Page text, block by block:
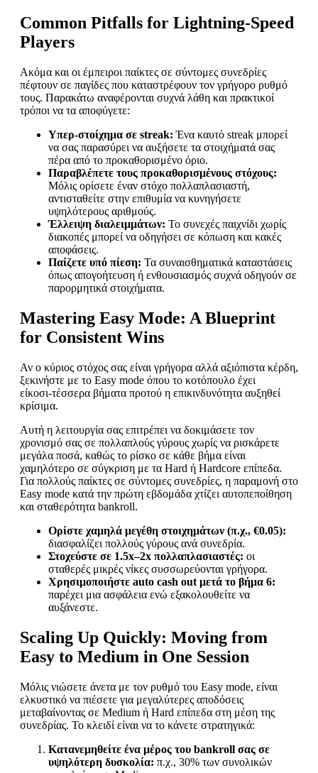
Common Pitfalls for Lightning‑Speed
Players
Ακόμα και οι έμπειροι παίκτες σε σύντομες συνεδρίες
πέφτουν σε παγίδες που καταστρέφουν τον γρήγορο ρυθμό
τους. Παρακάτω αναφέρονται συχνά λάθη και πρακτικοί
τρόποι να τα αποφύγετε:
Υπερ‑στοίχημα σε streak: Ένα καυτό streak μπορεί
να σας παρασύρει να αυξήσετε τα στοιχήματά σας
πέρα από το προκαθορισμένο όριο.
Παραβλέπετε τους προκαθορισμένους στόχους:
Μόλις ορίσετε έναν στόχο πολλαπλασιαστή,
αντισταθείτε στην επιθυμία να κυνηγήσετε
υψηλότερους αριθμούς.
Έλλειψη διαλειμμάτων: Το συνεχές παιχνίδι χωρίς
διακοπές μπορεί να οδηγήσει σε κόπωση και κακές
αποφάσεις.
Παίζετε υπό πίεση: Τα συναισθηματικά καταστάσεις
όπως απογοήτευση ή ενθουσιασμός συχνά οδηγούν σε
παρορμητικά στοιχήματα.
Mastering Easy Mode: A Blueprint
for Consistent Wins
Αν ο κύριος στόχος σας είναι γρήγορα αλλά αξιόπιστα κέρδη,
ξεκινήστε με το Easy mode όπου το κοτόπουλο έχει
είκοσι‑τέσσερα βήματα προτού η επικινδυνότητα αυξηθεί
κρίσιμα.
Αυτή η λειτουργία σας επιτρέπει να δοκιμάσετε τον
χρονισμό σας σε πολλαπλούς γύρους χωρίς να ρισκάρετε
μεγάλα ποσά, καθώς το ρίσκο σε κάθε βήμα είναι
χαμηλότερο σε σύγκριση με τα Hard ή Hardcore επίπεδα.
Για πολλούς παίκτες σε σύντομες συνεδρίες, η παραμονή στο
Easy mode κατά την πρώτη εβδομάδα χτίζει αυτοπεποίθηση
και σταθερότητα bankroll.
Ορίστε χαμηλά μεγέθη στοιχημάτων (π.χ., €0.05):
διασφαλίζει πολλούς γύρους ανά συνεδρία.
Στοχεύστε σε 1.5x–2x πολλαπλασιαστές: οι
σταθερές μικρές νίκες συσσωρεύονται γρήγορα.
Χρησιμοποιήστε auto cash out μετά το βήμα 6:
παρέχει μια ασφάλεια ενώ εξακολουθείτε να
αυξάνεστε.
Scaling Up Quickly: Moving from
Easy to Medium in One Session
Μόλις νιώσετε άνετα με τον ρυθμό του Easy mode, είναι
ελκυστικό να πιέσετε για μεγαλύτερες αποδόσεις
μεταβαίνοντας σε Medium ή Hard επίπεδα στη μέση της
συνεδρίας. Το κλειδί είναι να το κάνετε στρατηγικά:
Κατανεμηθείτε ένα μέρος του bankroll σας σε
υψηλότερη δυσκολία: π.χ., 30% των συνολικών